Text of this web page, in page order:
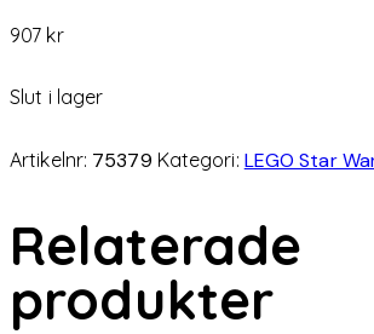
907 kr
Slut i lager
Artikelnr: 75379 Kategori: LEGO Star
Relaterade
produkter